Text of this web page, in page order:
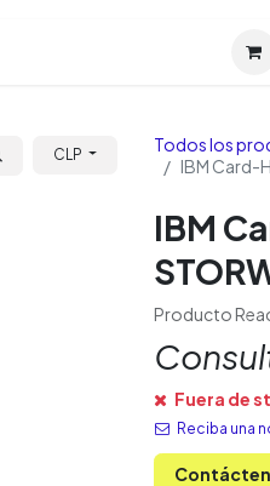
Soporte
CLP
Todos los
IBM Card-
IBM
Producto
Fuera de
Reciba una